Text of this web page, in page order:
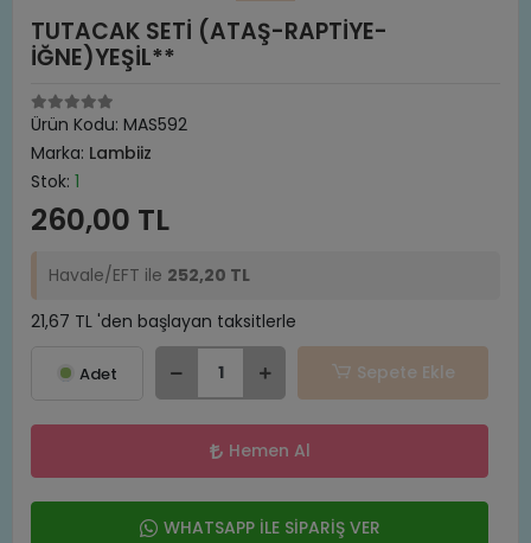
TUTACAK SETİ (ATAŞ-RAPTİYE-
İĞNE)YEŞİL**
Ürün Kodu: MAS592
Marka: Lambiiz
Stok: 1
260,00 TL
Havale/EFT ile 252,20 TL
21,67 TL 'den başlayan taksitlerle
Adet Sepete Ekle
Hemen Al
WHATSAPP İLE SİPARİŞ VER